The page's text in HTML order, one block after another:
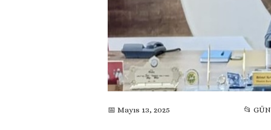
📅 Mayıs 13, 2025 📂